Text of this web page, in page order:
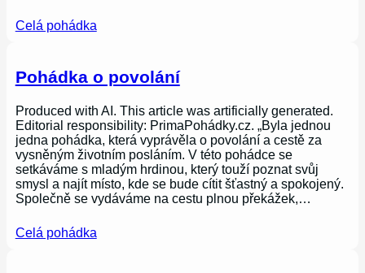
Celá pohádka
Pohádka o povolání
Produced with AI. This article was artificially generated.
Editorial responsibility: PrimaPohádky.cz. „Byla jednou
jedna pohádka, která vyprávěla o povolání a cestě za
vysněným životním posláním. V této pohádce se
setkáváme s mladým hrdinou, který touží poznat svůj
smysl a najít místo, kde se bude cítit šťastný a spokojený.
Společně se vydáváme na cestu plnou překážek,…
Celá pohádka